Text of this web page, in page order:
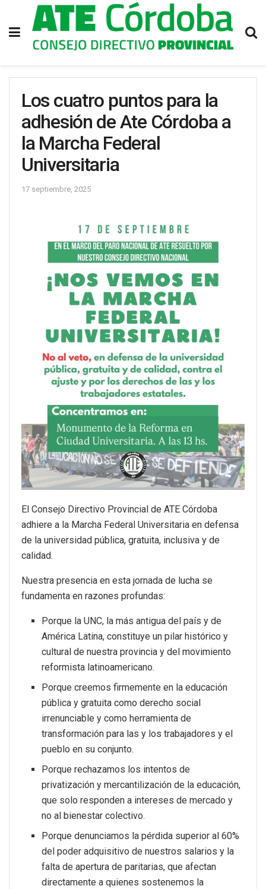
Los cuatro puntos para la
adhesión de Ate Córdoba a
la Marcha Federal
Universitaria
17 septiembre, 2025
El Consejo Directivo Provincial de ATE Córdoba
adhiere a la Marcha Federal Universitaria en defensa
de la universidad pública, gratuita, inclusiva y de
calidad.
Nuestra presencia en esta jornada de lucha se
fundamenta en razones profundas:
Porque la UNC, la más antigua del país y de
América Latina, constituye un pilar histórico y
cultural de nuestra provincia y del movimiento
reformista latinoamericano.
Porque creemos firmemente en la educación
pública y gratuita como derecho social
irrenunciable y como herramienta de
transformación para las y los trabajadores y el
pueblo en su conjunto.
Porque rechazamos los intentos de
privatización y mercantilización de la educación,
que solo responden a intereses de mercado y
no al bienestar colectivo.
Porque denunciamos la pérdida superior al 60%
del poder adquisitivo de nuestros salarios y la
falta de apertura de paritarias, que afectan
directamente a quienes sostenemos la